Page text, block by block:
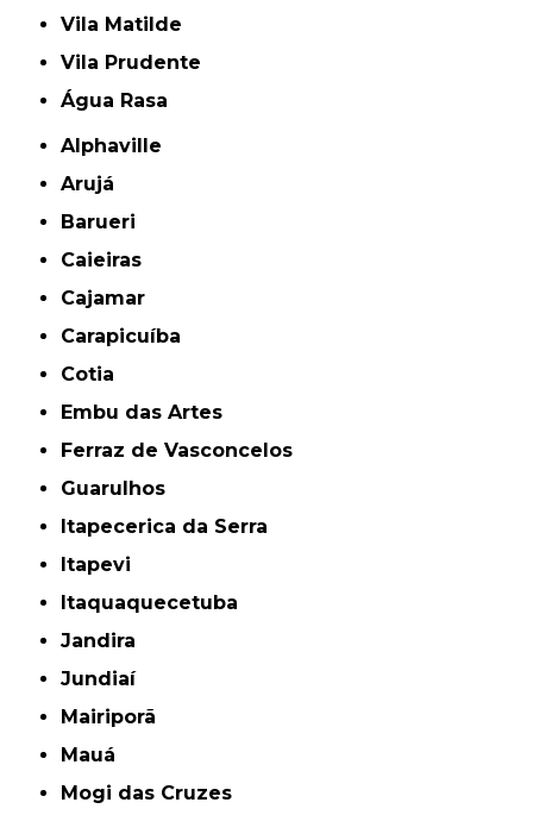
Vila Matilde
Vila Prudente
Água Rasa
Alphaville
Arujá
Barueri
Caieiras
Cajamar
Carapicuíba
Cotia
Embu das Artes
Ferraz de Vasconcelos
Guarulhos
Itapecerica da Serra
Itapevi
Itaquaquecetuba
Jandira
Jundiaí
Mairiporã
Mauá
Mogi das Cruzes